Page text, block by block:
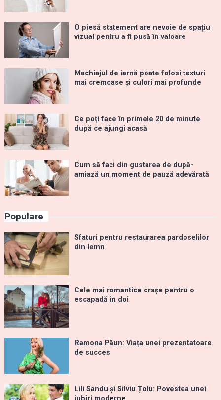
O piesă statement are nevoie de spațiu
vizual pentru a fi pusă în valoare
Machiajul de iarnă poate folosi texturi
mai cremoase și culori mai profunde
Ce poți face în primele 20 de minute
după ce ajungi acasă
Cum să faci din gustarea de după-
amiază un moment de pauză adevărată
Populare
Sfaturi pentru restaurarea pardoselilor
din lemn
Cele mai romantice orașe pentru o
escapadă în doi
Ramona Păun: Viața unei prezentatoare
de succes
Lili Sandu și Silviu Țolu: Povestea unei
iubiri moderne